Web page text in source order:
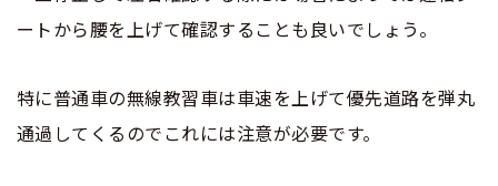
ートから腰を上げて確認することも良いでしょう。
特に普通車の無線教習車は車速を上げて優先道路を弾丸
通過してくるのでこれには注意が必要です。